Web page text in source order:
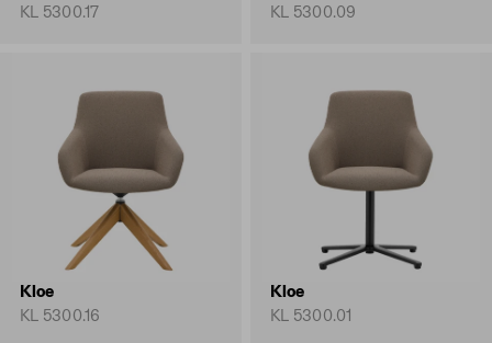
KL 5300.17
KL 5300.09
Kloe
KL 5300.16
Kloe
KL 5300.01